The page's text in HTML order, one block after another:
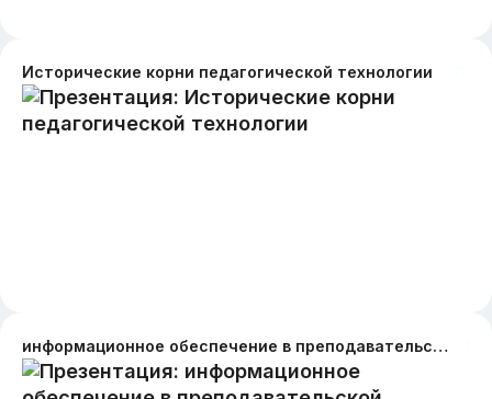
Исторические корни педагогической технологии
информационное обеспечение в преподавательской деятельности